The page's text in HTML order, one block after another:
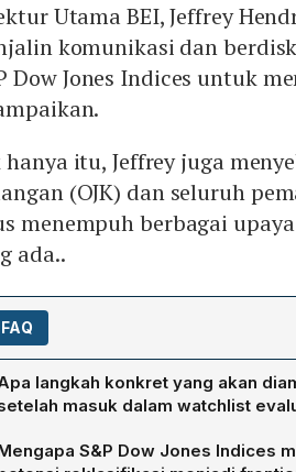
Utama BEI, Jeffrey
komunikasi dan
Dow Jones Indices untuk
hanya itu, Jeffrey juga
(OJK) dan seluruh
menempuh berbagai
ada..
FAQ
langkah konkret yang akan
masuk dalam watchlist
Jeffrey Hendrik, Direktur Utama BEI,
komunikasi intensif dengan S&P Dow
S&P Dow Jones Indices